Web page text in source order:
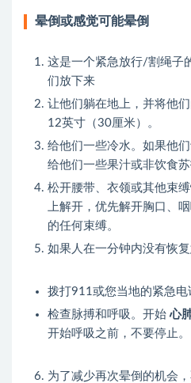
晕倒或感觉可能晕倒
这是一个紧急放行/割绳子
们放下来
让他们躺在地上，并将他
12英寸（30厘米）。
给他们一些冷水。如果他
给他们一些果汁或非饮食苏
松开腰带、衣领或其他束
上解开，优先解开胸口、
的任何束缚。
如果人在一分钟内没有恢复
拨打911或您当地的紧急电
检查脉搏和呼吸。开始心
开始呼吸之前，不要停止
为了减少再次晕倒的机会